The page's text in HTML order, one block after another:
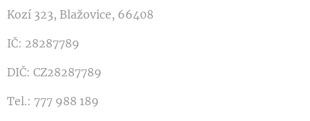
Kozí 323, Blažovice, 66408
IČ: 28287789
DIČ: CZ28287789
Tel.: 777 988 189